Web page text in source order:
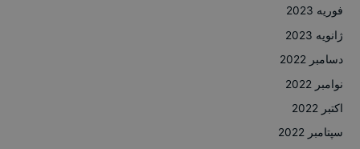
فوریه 2023
ژانویه 2023
دسامبر 2022
نوامبر 2022
اکتبر 2022
سپتامبر 2022